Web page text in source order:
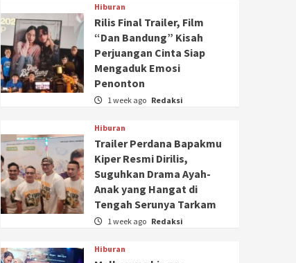
Hiburan
Rilis Final Trailer, Film
“Dan Bandung” Kisah
Perjuangan Cinta Siap
Mengaduk Emosi
Penonton
1 week ago Redaksi
Hiburan
Trailer Perdana Bapakmu
Kiper Resmi Dirilis,
Suguhkan Drama Ayah-
Anak yang Hangat di
Tengah Serunya Tarkam
1 week ago Redaksi
Hiburan